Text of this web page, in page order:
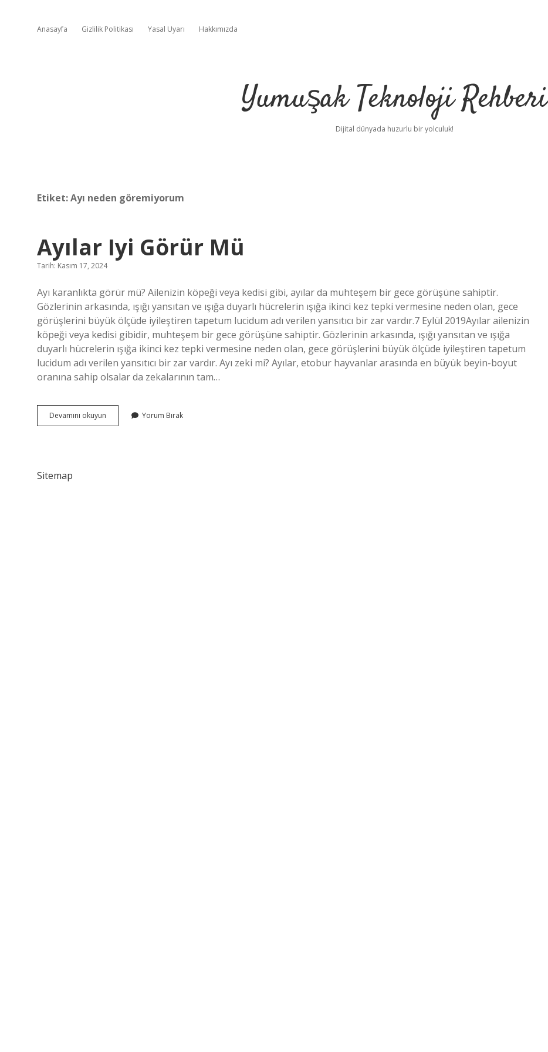
Anasayfa Gizlilik Politikası Yasal Uyarı Hakkımızda
Yumuşak Teknoloji Rehberi
Dijital dünyada huzurlu bir yolculuk!
Etiket:Ayı neden göremiyorum
Ayılar Iyi Görür Mü
Tarih: Kasım 17, 2024
Ayı karanlıkta görür mü? Ailenizin köpeği veya kedisi gibi, ayılar da muhteşem bir gece görüşüne sahiptir.
Gözlerinin arkasında, ışığı yansıtan ve ışığa duyarlı hücrelerin ışığa ikinci kez tepki vermesine neden olan, gece
görüşlerini büyük ölçüde iyileştiren tapetum lucidum adı verilen yansıtıcı bir zar vardır.7 Eylül 2019Ayılar ailenizin
köpeği veya kedisi gibidir, muhteşem bir gece görüşüne sahiptir. Gözlerinin arkasında, ışığı yansıtan ve ışığa
duyarlı hücrelerin ışığa ikinci kez tepki vermesine neden olan, gece görüşlerini büyük ölçüde iyileştiren tapetum
lucidum adı verilen yansıtıcı bir zar vardır. Ayı zeki mi? Ayılar, etobur hayvanlar arasında en büyük beyin-boyut
oranına sahip olsalar da zekalarının tam…
Devamını okuyun
Iyi
Yorum Bırak
Sitemap